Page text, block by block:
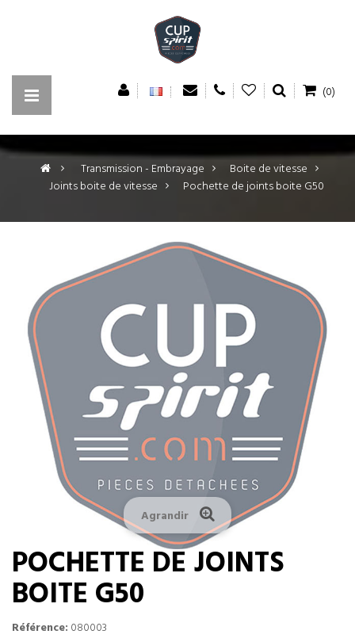
(0)
> Transmission - Embrayage >
Boite de vitesse
Joints boite de vitesse > Pochette de joints boite G50
Agrandir
POCHETTE DE JOINTS
BOITE G50
Référence: 080003